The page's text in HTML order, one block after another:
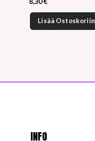
Lisää Ostoskoriin
INFO